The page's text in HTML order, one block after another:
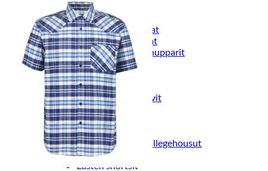
Lasten paidat
Lasten paidat
Lasten kauluspaidat
Lasten trikoopaidat
Lasten colleget ja hupparit
Lasten neuleet
Lasten mekot ja hameet
Mekot ja hameet
Lasten puvut,bleiserit,liivit
Liivit
Lasten housut
Lasten housut
Lasten trikoo-ja collegehousut
Lasten farkut
Lasten shortsit